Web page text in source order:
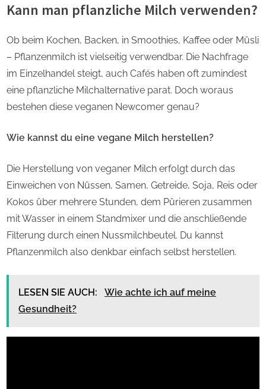
Kann man pflanzliche Milch verwenden?
Ob beim Kochen, Backen, in Smoothies, Kaffee oder Müsli
– Pflanzenmilch ist vielseitig verwendbar. Die Nachfrage
im Einzelhandel steigt, auch Cafés haben oft zumindest
eine pflanzliche Milchalternative parat. Doch woraus
bestehen diese veganen Newcomer genau?
Wie kannst du eine vegane Milch herstellen?
Die Herstellung von veganer Milch erfolgt durch das
Einweichen von Nüssen, Samen, Getreide, Soja, Reis oder
Kokos über mehrere Stunden, dem Pürieren zusammen
mit Wasser in einem Standmixer und die anschließende
Filterung durch einen Nussmilchbeutel. Du kannst
Pflanzenmilch also denkbar einfach selbst herstellen.
LESEN SIE AUCH:
Wie achte ich auf meine
Gesundheit?